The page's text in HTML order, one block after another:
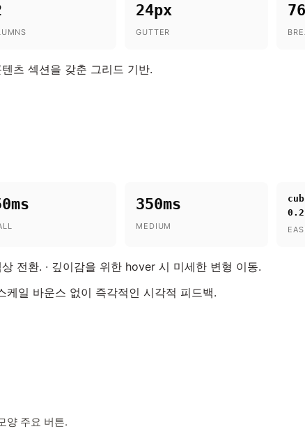
24px
GUTTER
츠 섹션을 갖춘 그리드 기반.
350ms
MEDIUM
전환. · 깊이감을 위한 hover 시 미세한 변형 이동.
케일 바운스 없이 즉각적인 시각적 피드백.
양 주요 버튼.